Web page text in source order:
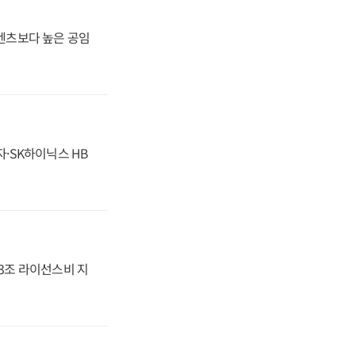
츠보다 높은 공임
하이닉스 HB
라이선스비 지